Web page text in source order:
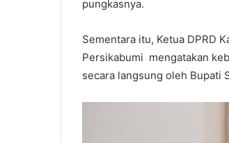
pungkasnya.
Sementara itu, Ketua DPRD
Persikabumi mengatakan
secara langsung oleh Bupati